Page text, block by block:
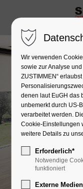
Wir verwenden
sowie zur Analyse
ZUSTIMMEN“
denen laut EuGH das
unbemerkt durch US-
verarbeitet werden.
Cookie-Einstellungen
weitere Details zu
Erforderlich*
Notwendige
funktioniert
Externe Medien